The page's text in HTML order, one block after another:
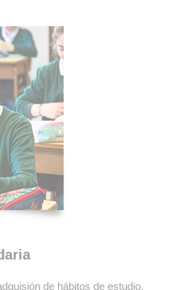
de hábitos de estudio,